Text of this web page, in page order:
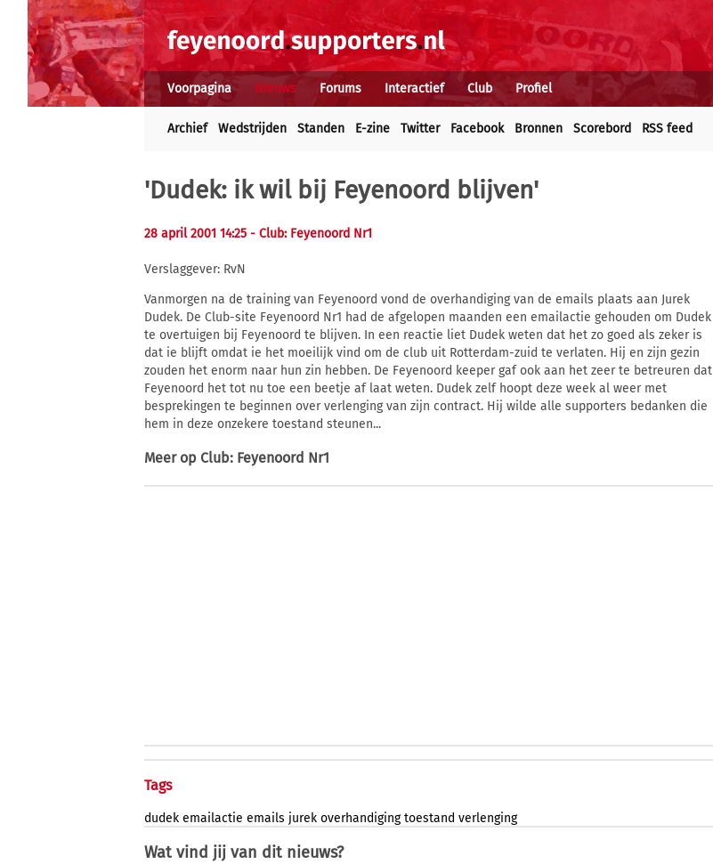
Voorpagina Nieuws Forums Interactief Club Profiel
Archief Wedstrijden Standen E-zine Twitter Facebook Bronnen Scorebord RSS feed
'Dudek: ik wil bij Feyenoord blijven'
28 april 2001 14:25 - Club: Feyenoord Nr1
Verslaggever: RvN
Vanmorgen na de training van Feyenoord vond de overhandiging van de emails plaats aan Jurek
Dudek. De Club-site Feyenoord Nr1 had de afgelopen maanden een emailactie gehouden om Dudek
te overtuigen bij Feyenoord te blijven. In een reactie liet Dudek weten dat het zo goed als zeker is
dat ie blijft omdat ie het moeilijk vind om de club uit Rotterdam-zuid te verlaten. Hij en zijn gezin
zouden het enorm naar hun zin hebben. De Feyenoord keeper gaf ook aan het zeer te betreuren dat
Feyenoord het tot nu toe een beetje af laat weten. Dudek zelf hoopt deze week al weer met
besprekingen te beginnen over verlenging van zijn contract. Hij wilde alle supporters bedanken die
hem in deze onzekere toestand steunen...
Meer op Club: Feyenoord Nr1
Tags
dudek emailactie emails jurek overhandiging toestand verlenging
Wat vind jij van dit nieuws?